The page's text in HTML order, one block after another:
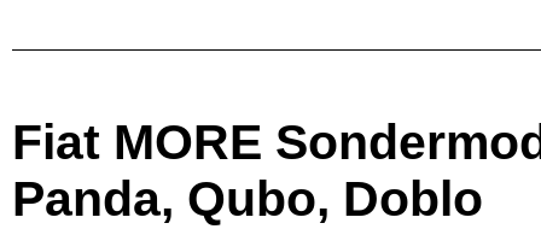
Fiat MORE
Panda, Qubo, Doblo